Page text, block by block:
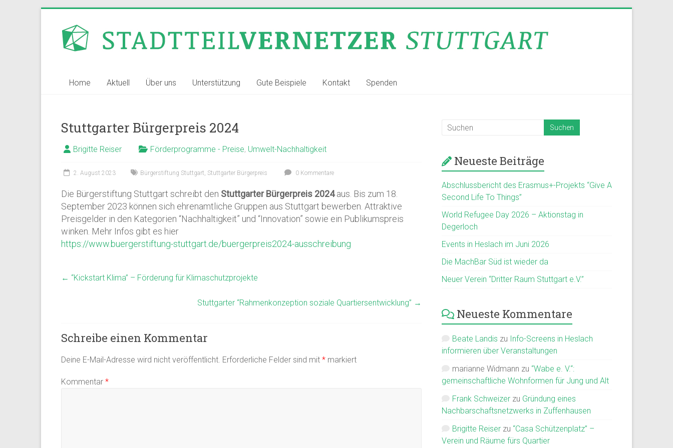
springenStadtteilvernetzer
Stuttgart
Home Aktuell Über uns Unterstützung Gute Beispiele Kontakt Spenden
Stuttgarter Bürgerpreis 2024
Brigitte Reiser Förderprogramme - Preise, Umwelt-Nachhaltigkeit
2. August 2023 Bürgerstiftung Stuttgart, Stuttgarter Bürgerpreis 0 Kommentare
Die Bürgerstiftung Stuttgart schreibt den Stuttgarter Bürgerpreis 2024aus. Bis zum 18.
September 2023 können sich ehrenamtliche Gruppen aus Stuttgart bewerben. Attraktive
Preisgelder in den Kategorien “Nachhaltigkeit” und “Innovation” sowie ein Publikumspreis
winken. Mehr Infos gibt es hier
https://www.buergerstiftung-stuttgart.de/buergerpreis2024-ausschreibung
← “Kickstart Klima” – Förderung für Klimaschutzprojekte
Stuttgarter “Rahmenkonzeption soziale Quartiersentwicklung” →
Schreibe einen Kommentar
Deine E-Mail-Adresse wird nicht veröffentlicht. Erforderliche Felder sind mit * markiert
Kommentar *
Neueste Beiträge
Abschlussbericht des Erasmus+-Projekts “Give A
Second Life To Things”
World Refugee Day 2026 – Aktionstag in
Degerloch
Events in Heslach im Juni 2026
Die MachBar Süd ist wieder da
Neuer Verein “Dritter Raum Stuttgart e.V.”
Neueste Kommentare
Beate Landis zu Info-Screens in Heslach
informieren über Veranstaltungen
marianne Widmann zu “Wabe e. V.“:
gemeinschaftliche Wohnformen für Jung und Alt
Frank Schweizer zu Gründung eines
Nachbarschaftsnetzwerks in Zuffenhausen
Brigitte Reiser zu “Casa Schützenplatz” –
Verein und Räume fürs Quartier